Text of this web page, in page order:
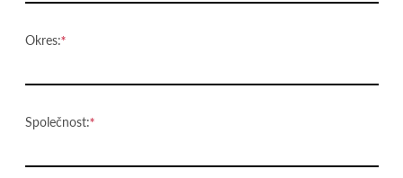
Okres:
Společnost: